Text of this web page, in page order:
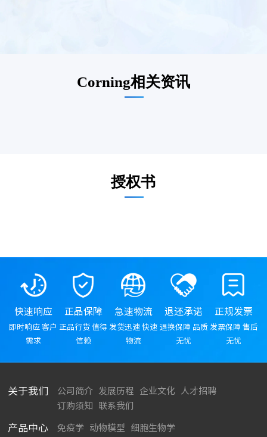
Corning相关资讯
授权书
快速响应
即时响应 客户
需求
正品保障
正品行货 值得
信赖
急速物流
发货迅速 快速
物流
退还承诺
退换保障 品质
无忧
正规发票
发票保障 售后
无忧
关于我们 公司简介 发展历程 企业文化
人才招聘
订购须知
联系我们
产品中心 免疫学 动物模型 细胞生物学